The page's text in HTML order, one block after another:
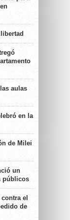
aulas
en la
de Milei
un
públicos
el
de